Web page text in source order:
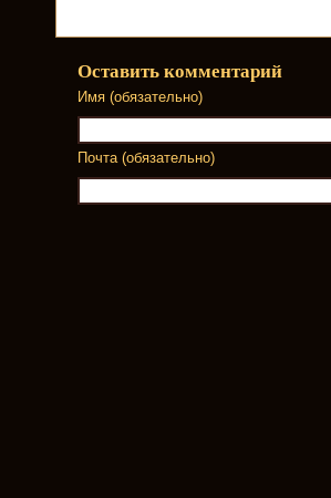
Оставить комментарий
Имя (обязательно)
Почта (обязательно)